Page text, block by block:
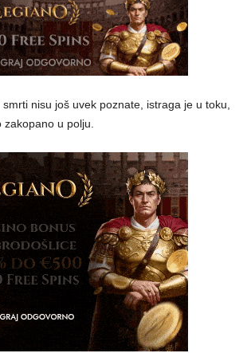
nisu još uvek poznate, istraga je u toku,
u polju.